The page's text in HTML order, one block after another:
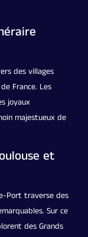
des villages
France. Les
joyaux
majestueux de
et
Port traverse des
Sur ce
des Grands